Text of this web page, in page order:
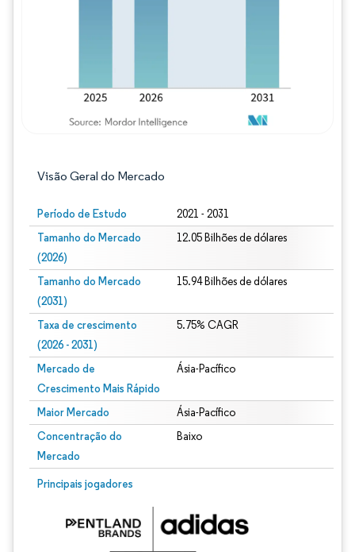
Visão Geral do Mercado
Período de Estudo 2021 - 2031
Tamanho do Mercado
(2026)
12.05 Bilhões de dólares
Tamanho do Mercado
(2031)
15.94 Bilhões de dólares
Taxa de crescimento
(2026 - 2031)
5.75% CAGR
Mercado de
Crescimento Mais Rápido
Ásia-Pacífico
Maior Mercado Ásia-Pacífico
Concentração do
Mercado
Baixo
Principais jogadores
Imagem © Mordor Intelligence. O reuso requer atribuição conforme CC BY 4.0.